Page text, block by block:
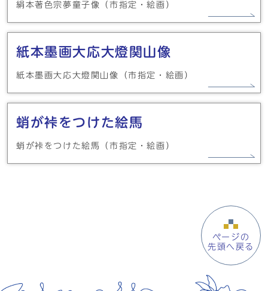
絹本著色宗夢童子像（市指定・絵画）
紙本墨画大応大燈関山像
紙本墨画大応大燈関山像（市指定・絵画）
蛸が裃をつけた絵馬
蛸が裃をつけた絵馬（市指定・絵画）
ページの
先頭へ戻る